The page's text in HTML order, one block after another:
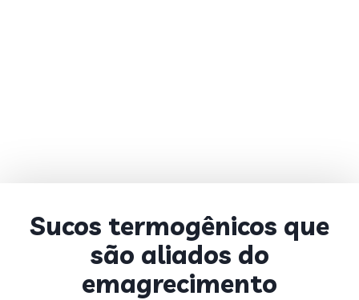
Sucos termogênicos que
são aliados do
emagrecimento